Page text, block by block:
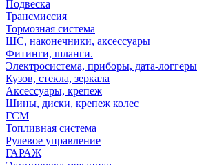
Подвеска
Трансмиссия
Тормозная система
ШС, наконечники, аксессуары
Фитинги, шланги.
Электросистема, приборы, дата-логгеры
Кузов, стекла, зеркала
Аксессуары, крепеж
Шины, диски, крепеж колес
ГСМ
Топливная система
Рулевое управление
ГАРАЖ